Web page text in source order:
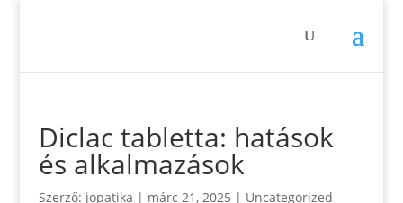
Diclac tabletta: hatások
és alkalmazások
Szerző: jopatika | márc 21, 2025 | Uncategorized